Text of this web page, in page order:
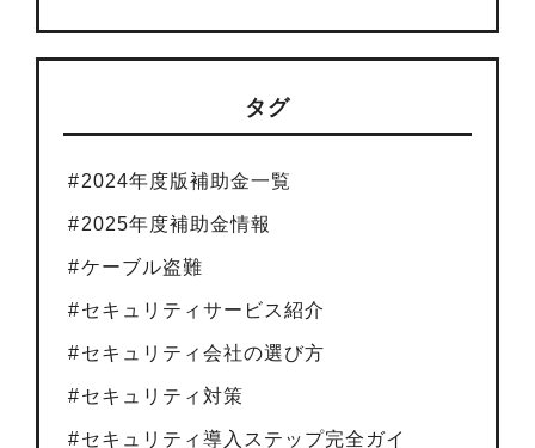
タグ
2024年度版補助金一覧
2025年度補助金情報
ケーブル盗難
セキュリティサービス紹介
セキュリティ会社の選び方
セキュリティ対策
セキュリティ導入ステップ完全ガイ